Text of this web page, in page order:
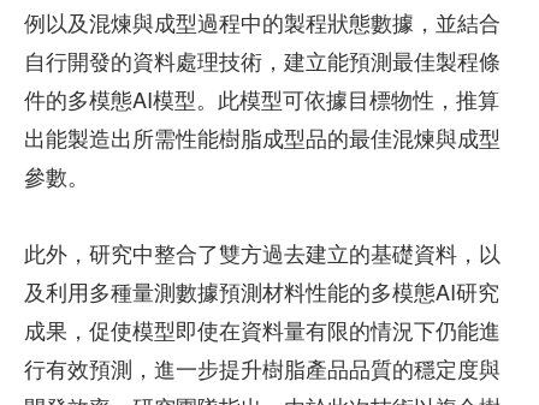
例以及混煉與成型過程中的製程狀態數據，並結合
自行開發的資料處理技術，建立能預測最佳製程條
件的多模態AI模型。此模型可依據目標物性，推算
出能製造出所需性能樹脂成型品的最佳混煉與成型
參數。
此外，研究中整合了雙方過去建立的基礎資料，以
及利用多種量測數據預測材料性能的多模態AI研究
成果，促使模型即使在資料量有限的情況下仍能進
行有效預測，進一步提升樹脂產品品質的穩定度與